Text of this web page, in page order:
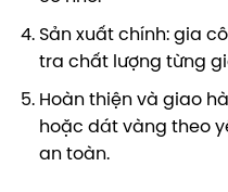
Sản xuất chính: gia
tra chất lượng từng
Hoàn thiện và giao
hoặc dát vàng theo
an toàn.